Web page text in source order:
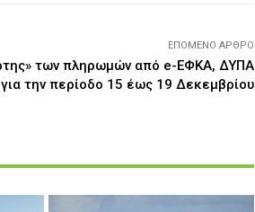
ΕΠΌΜΕΝΟ ΆΡΘΡΟ
των πληρωμών από e-ΕΦΚΑ, ΔΥΠΑ
για την περίοδο 15 έως 19 Δεκεμβρίου